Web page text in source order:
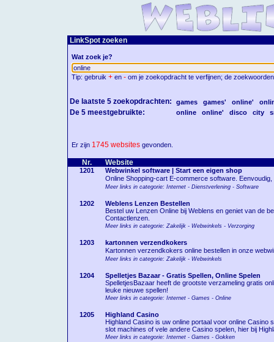
LinkSpot zoeken
Wat zoek je?
Tip: gebruik + en - om je zoekopdracht te verfijnen; de
De laatste 5 zoekopdrachten: games games' online'
De 5 meestgebruikte: online online' disco city
Er zijn 1745 websites gevonden.
Nr. Website
1201
Webwinkel software | Start een eigen shop
Online Shopping-cart E-commerce software.
Meer links in categorie: Internet - Dienstverlening - Software
1202
Weblens Lenzen Bestellen
Bestel uw Lenzen Online bij Weblens en geniet van de
Contactlenzen.
Meer links in categorie: Zakelijk - Webwinkels - Verzorging
1203
kartonnen verzendkokers
Kartonnen verzendkokers online bestellen in onze
Meer links in categorie: Zakelijk - Webwinkels
1204
Spelletjes Bazaar - Gratis Spellen, Online Spelen
SpelletjesBazaar heeft de grootste verzameling gratis
leuke nieuwe spellen!
Meer links in categorie: Internet - Games - Online
1205
Highland Casino
Highland Casino is uw online portaal voor online
slot machines of vele andere Casino spelen, hier bij
Meer links in categorie: Internet - Games - Gokken